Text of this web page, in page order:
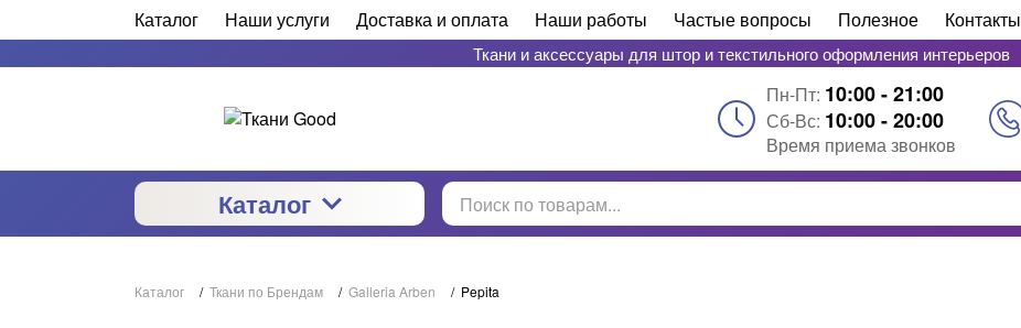
Каталог Наши услуги Доставка и оплата Наши работы Частые вопросы Полезное Контакты
Ткани и аксессуары для штор и текстильного оформления интерьеров
Пн-Пт: 10:00 - 21:00
Сб-Вс: 10:00 - 20:00
Время приема звонков
Каталог
Каталог / Ткани по Брендам / Galleria Arben / Pepita